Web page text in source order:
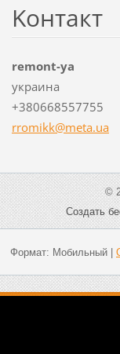
Koнтакт
remont-уа
украина
+380668557755
rromikk@meta.ua
©
Создать
Формат: Мобильный|